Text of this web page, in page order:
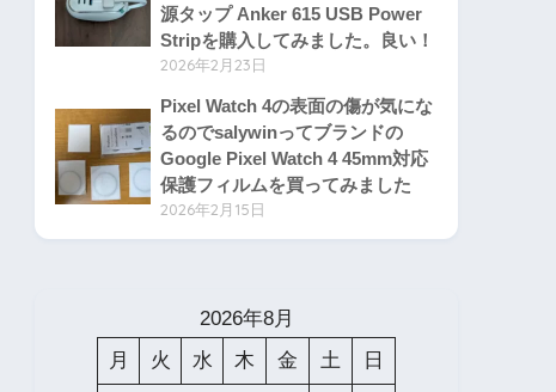
源タップ Anker 615 USB Power
Stripを購入してみました。良い！
2026年2月23日
Pixel Watch 4の表面の傷が気にな
るのでsalywinってブランドの
Google Pixel Watch 4 45mm対応
保護フィルムを買ってみました
2026年2月15日
2026年8月
月
火 水 木 金 土 日